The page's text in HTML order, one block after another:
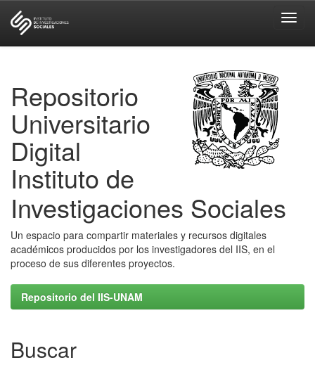
Repositorio
Universitario
Digital
Instituto de
Investigaciones Sociales
Un espacio para compartir materiales y recursos digitales
académicos producidos por los investigadores del IIS, en el
proceso de sus diferentes proyectos.
Repositorio del IIS-UNAM
Buscar